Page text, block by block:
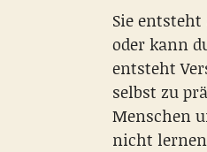
Sie
oder kann
entsteht
selbst zu
Menschen
nicht